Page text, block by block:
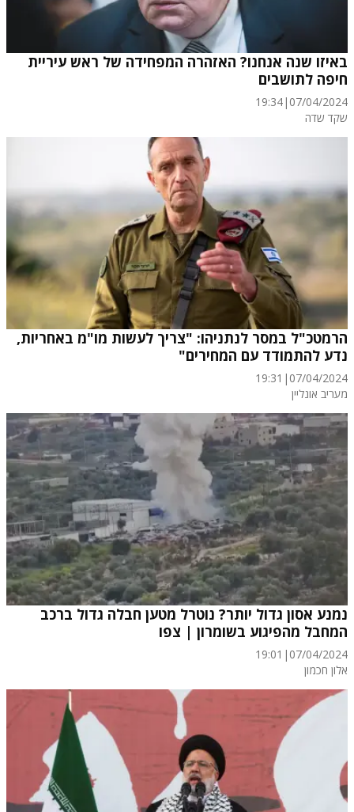
באיזו שנה אנחנו? האזהרה המפחידה של ראש עיריית
חיפה לתושבים
07/04/2024
|
19:34
שקד שדה
הרמטכ"ל במסר לנתניהו: "צריך לעשות מו"מ באחריות,
נדע להתמודד עם המחירים"
07/04/2024
|
19:31
מעריב אונליין
נמנע אסון גדול יותר? נוטרל מטען חבלה גדול ברכב
המחבל מהפיגוע בשומרון | צפו
07/04/2024
|
19:01
אלון חכמון